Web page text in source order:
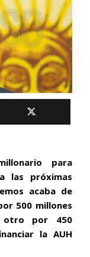
para
las próximas
acaba de
500 millones
otro por 450
la AUH